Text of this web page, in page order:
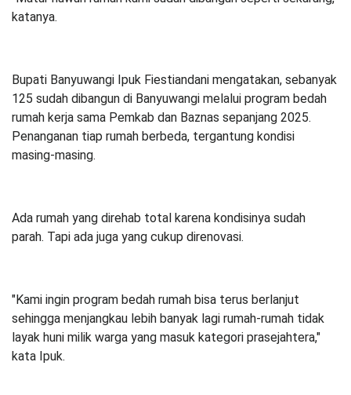
katanya.
Bupati Banyuwangi Ipuk Fiestiandani mengatakan, sebanyak
125 sudah dibangun di Banyuwangi melalui program bedah
rumah kerja sama Pemkab dan Baznas sepanjang 2025.
Penanganan tiap rumah berbeda, tergantung kondisi
masing-masing.
Ada rumah yang direhab total karena kondisinya sudah
parah. Tapi ada juga yang cukup direnovasi.
"Kami ingin program bedah rumah bisa terus berlanjut
sehingga menjangkau lebih banyak lagi rumah-rumah tidak
layak huni milik warga yang masuk kategori prasejahtera,"
kata Ipuk.